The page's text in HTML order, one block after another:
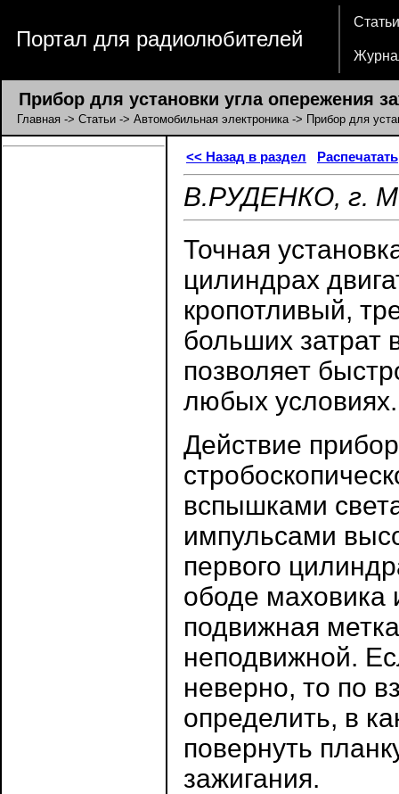
Портал для радиолюбителей
Статьи
Прибор для установки угла опережения
Главная -> Статьи -> Автомобильная электроника-> Прибор для
<< Назад в раздел Распечатать
В.РУДЕНКО, г.
Точная
цилиндрах
кропотливый,
больших
позволяет
любых условиях.
Действие
вспышками
импульсами
первого
ободе маховика
подвижная
неподвижной.
неверно, то по
определить, в
повернуть
зажигания.